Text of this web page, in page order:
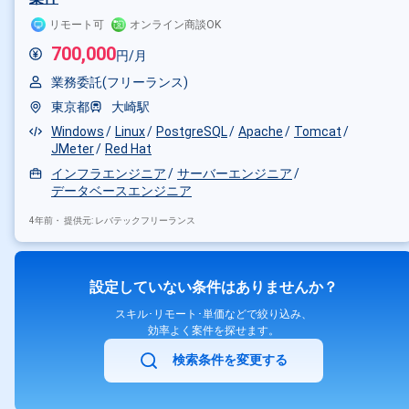
リモート可 オンライン商談OK
700,000円/月
業務委託(フリーランス)
東京都
大崎駅
Windows
Linux PostgreSQL Apache
Tomcat
JMeter
Red Hat
インフラエンジニア
サーバーエンジニア
データベースエンジニア
4年前・ 提供元: レバテックフリーランス
設定していない条件はありませんか？
スキル･リモート･単価などで絞り込み、
効率よく案件を探せます。
検索条件を変更する